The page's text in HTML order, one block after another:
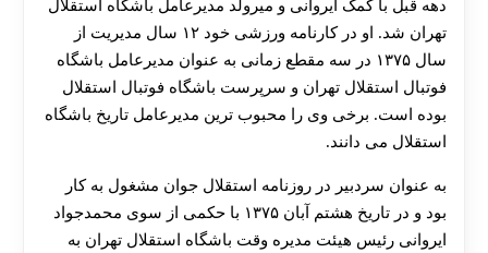
دهه قبل با کمک ایروانی و میرولد مدیرعامل باشگاه استقلال
تهران شد. او در کارنامه ورزشی خود ۱۲ سال مدیریت از
سال ۱۳۷۵ در سه مقطع زمانی به عنوان مدیرعامل باشگاه
فوتبال استقلال تهران و سرپرست باشگاه فوتبال استقلال
بوده است. برخی وی را محبوب ‌ترین مدیرعامل تاریخ باشگاه
استقلال می دانند.
به عنوان سردبیر در روزنامه استقلال جوان مشغول به کار
بود و در تاریخ هشتم آبان ۱۳۷۵ با حکمی از سوی محمدجواد
ایروانی رئیس هیئت مدیره وقت باشگاه استقلال تهران به